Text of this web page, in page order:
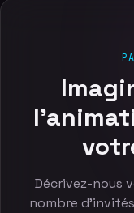
Décrivez-nous
nombre